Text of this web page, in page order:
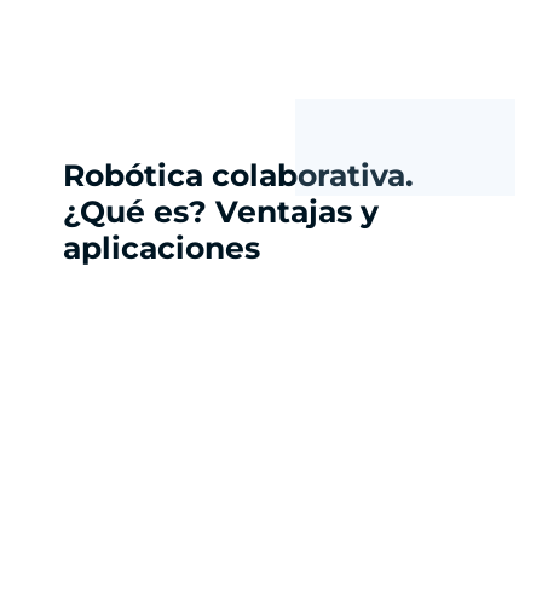
Robótica colaborativa.
¿Qué es? Ventajas y
aplicaciones